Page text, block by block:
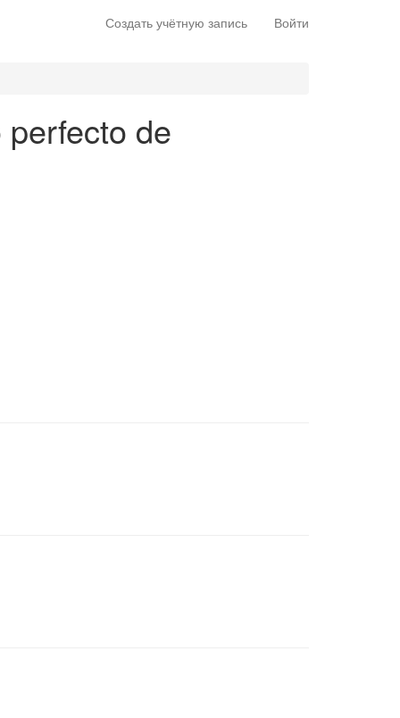
Создать учётную запись Войти
de